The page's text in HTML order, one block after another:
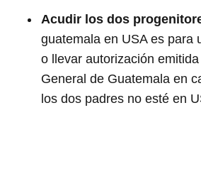
Acudir los dos
guatemala en USA es para
o llevar autorización
General de Guatemala en
los dos padres no esté en